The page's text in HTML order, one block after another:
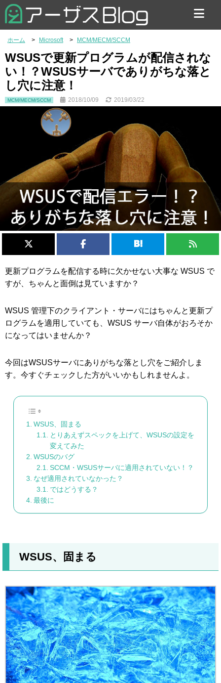
お問い合わせ
ホーム Microsoft MCM/MECM/SCCM
WSUSで更新プログラムが配信されな
い！？WSUSサーバでありがちな落と
し穴に注意！
MCM/MECM/SCCM 2018/10/09 2019/03/22
更新プログラムを配信する時に欠かせない大事な WSUS で
すが、ちゃんと面倒は見ていますか？
WSUS 管理下のクライアント・サーバにはちゃんと更新プ
ログラムを適用していても、WSUS サーバ自体がおろそか
になってはいませんか？
今回はWSUSサーバにありがちな落とし穴をご紹介しま
す。今すぐチェックした方がいいかもしれませんよ。
WSUS、固まる
とりあえずスペックを上げて、WSUSの設定を
変えてみた
WSUSのバグ
SCCM・WSUSサーバに適用されていない！？
なぜ適用されていなかった？
ではどうする？
最後に
WSUS、固まる